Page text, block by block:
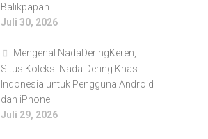
Balikpapan
Juli 30, 2026
Mengenal NadaDeringKeren,
Situs Koleksi Nada Dering Khas
Indonesia untuk Pengguna Android
dan iPhone
Juli 29, 2026